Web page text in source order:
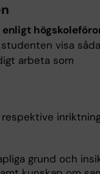
visa
arbeta som
grund och